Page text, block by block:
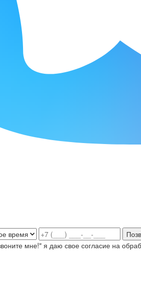
мне!" я даю свое согласие на